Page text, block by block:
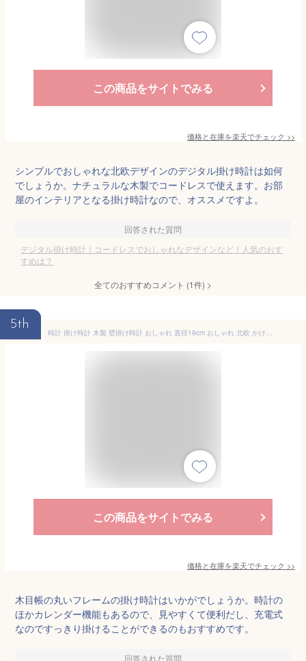
この商品をサイトでみる
価格と在庫を楽天でチェック >>
シンプルでおしゃれな北欧デザインのデジタル掛け時計は如何
でしょうか。ナチュラルな木製でコードレスで使えます。お部
屋のインテリアとなる掛け時計なので、オススメですよ。
回答された質問
デジタル掛け時計｜コードレスでおしゃれなデザインなど！人気のおす
すめは？
全てのおすすめコメント (1件) >
5th
時計 掛け時計 木製 壁掛け時計 おしゃれ 直径19cm おしゃれ 北欧 かけ時計 時計 デジタル 壁掛け フレーム厚2.4cm 薄型のデザイン CLOCK 静音 連続秒針自宅 木目 モダン 音がしない 引っ越しお祝い 和風
この商品をサイトでみる
価格と在庫を楽天でチェック >>
木目帳の丸いフレームの掛け時計はいかがでしょうか。時計の
ほかカレンダー機能もあるので、見やすくて便利だし、充電式
なのですっきり掛けることができるのもおすすめです。
回答された質問